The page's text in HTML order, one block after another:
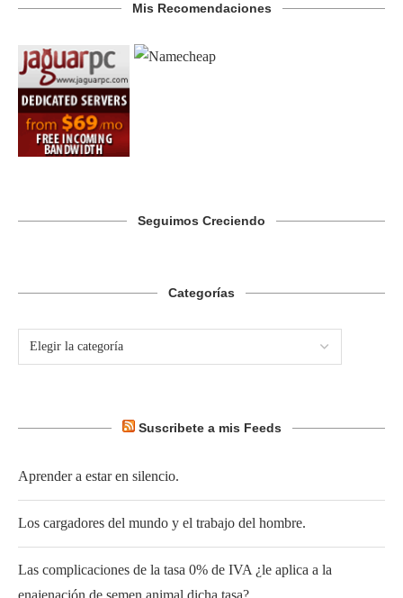
Mis Recomendaciones
Seguimos Creciendo
Categorías
Suscribete a mis Feeds
Aprender a estar en silencio.
Los cargadores del mundo y el trabajo del hombre.
Las complicaciones de la tasa 0% de IVA ¿le aplica a la
enajenación de semen animal dicha tasa?